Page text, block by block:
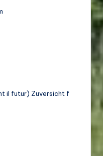
il futur) Zuversicht f